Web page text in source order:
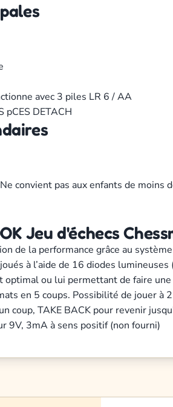
avec 3 piles LR 6 / AA
pCES DETACH
convient pas aux enfants de moins
Jeu d'échecs
de la performance grâce au
à l’aide de 16 diodes
optimal ou lui permettant de faire
en 5 coups. Possibilité de jouer
coup, TAKE BACK pour revenir
9V, 3mA à sens positif (non fourni)